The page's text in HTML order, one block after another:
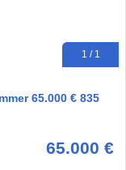
1 / 1
65.000 € 835
65.000 €